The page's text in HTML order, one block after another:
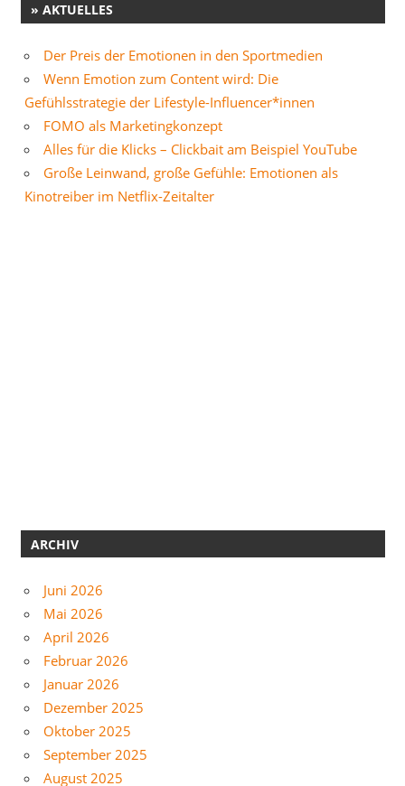
» AKTUELLES
Der Preis der Emotionen in den Sportmedien
Wenn Emotion zum Content wird: Die
Gefühlsstrategie der Lifestyle-Influencer*innen
FOMO als Marketingkonzept
Alles für die Klicks – Clickbait am Beispiel YouTube
Große Leinwand, große Gefühle: Emotionen als
Kinotreiber im Netflix-Zeitalter
ARCHIV
Juni 2026
Mai 2026
April 2026
Februar 2026
Januar 2026
Dezember 2025
Oktober 2025
September 2025
August 2025